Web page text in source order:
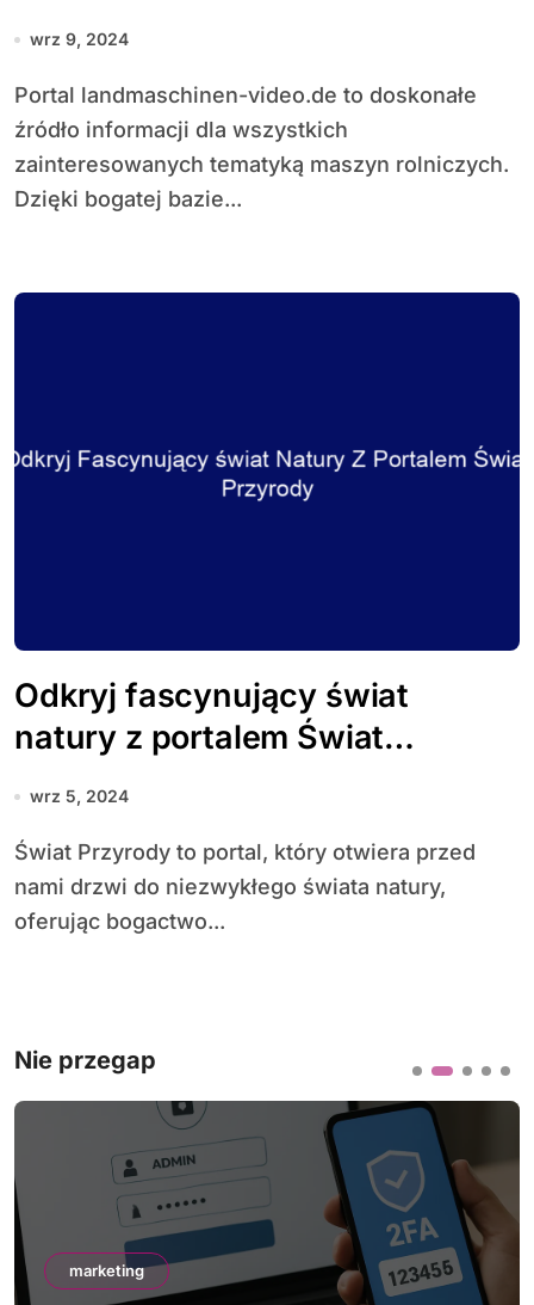
gospodarstwa
wrz 9, 2024
Portal landmaschinen-video.de to doskonałe
źródło informacji dla wszystkich
zainteresowanych tematyką maszyn rolniczych.
Dzięki bogatej bazie...
Odkryj fascynujący świat
natury z portalem Świat
Przyrody
wrz 5, 2024
Świat Przyrody to portal, który otwiera przed
nami drzwi do niezwykłego świata natury,
oferując bogactwo...
Nie przegap
marketing